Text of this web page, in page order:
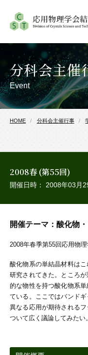
Event
分科会主催
HOME 分科会主催行事
2008春 (第55回)
開催日時： 2008年03月
開催テーマ：酸化物
2008年春季第55回応用物
酸化物系の単結晶材料は
研究されてきた。ところ
的な物性を持つ酸化物系
ている。ここではバンド
異なる応用が期待される
ついて広く議論してみたい。